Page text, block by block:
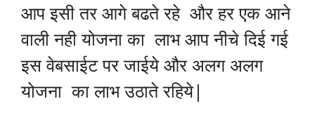
आप इसी तर आगे बढते रहे और हर एक आने
वाली नही योजना का लाभ आप नीचे दिई गई
इस वेबसाईट पर जाईये और अलग अलग
योजना का लाभ उठाते रहिये|